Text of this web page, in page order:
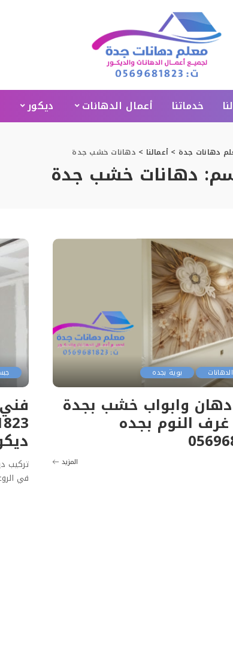
خدماتنا أعمال الدهانات ديكور
دهانات جدة > أعمالنا > دهانات خشب جدة
دهانات خشب جدة
بوية بجده
وابواب خشب بجدة
النوم بجده
المزيد
تركيب
في